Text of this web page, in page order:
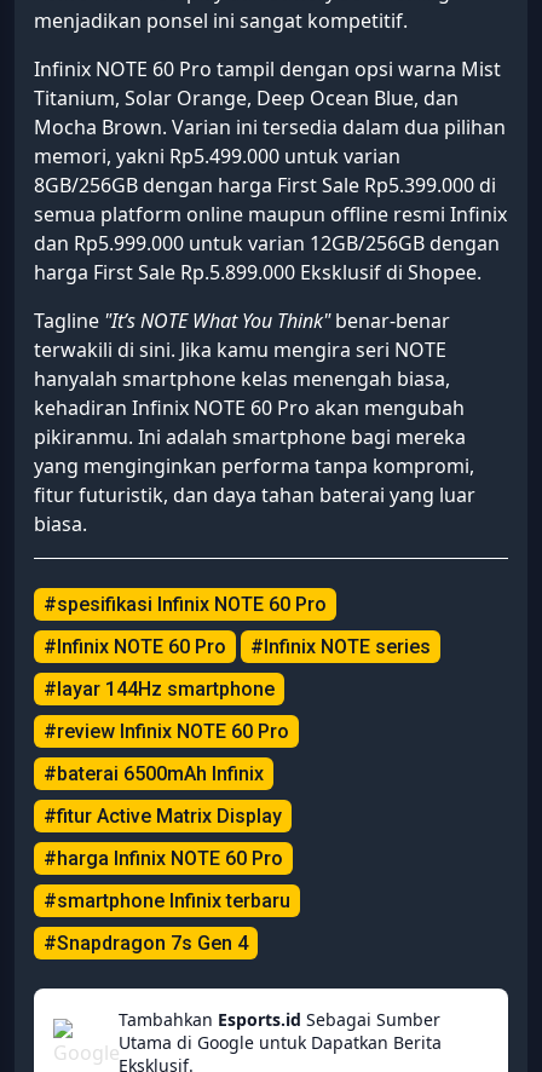
menjadikan ponsel ini sangat kompetitif.
Infinix NOTE 60 Pro tampil dengan opsi warna Mist
Titanium, Solar Orange, Deep Ocean Blue, dan
Mocha Brown. Varian ini tersedia dalam dua pilihan
memori, yakni Rp5.499.000 untuk varian
8GB/256GB dengan harga First Sale Rp5.399.000 di
semua platform online maupun offline resmi Infinix
dan Rp5.999.000 untuk varian 12GB/256GB dengan
harga First Sale Rp.5.899.000 Eksklusif di Shopee.
Tagline "It’s NOTE What You Think"benar-benar
terwakili di sini. Jika kamu mengira seri NOTE
hanyalah smartphone kelas menengah biasa,
kehadiran Infinix NOTE 60 Pro akan mengubah
pikiranmu. Ini adalah smartphone bagi mereka
yang menginginkan performa tanpa kompromi,
fitur futuristik, dan daya tahan baterai yang luar
biasa.
#spesifikasi Infinix NOTE 60 Pro
#Infinix NOTE 60 Pro
#Infinix NOTE series
#layar 144Hz smartphone
#review Infinix NOTE 60 Pro
#baterai 6500mAh Infinix
#fitur Active Matrix Display
#harga Infinix NOTE 60 Pro
#smartphone Infinix terbaru
#Snapdragon 7s Gen 4
Tambahkan Esports.id Sebagai Sumber
Utama di Google untuk Dapatkan Berita
Eksklusif.